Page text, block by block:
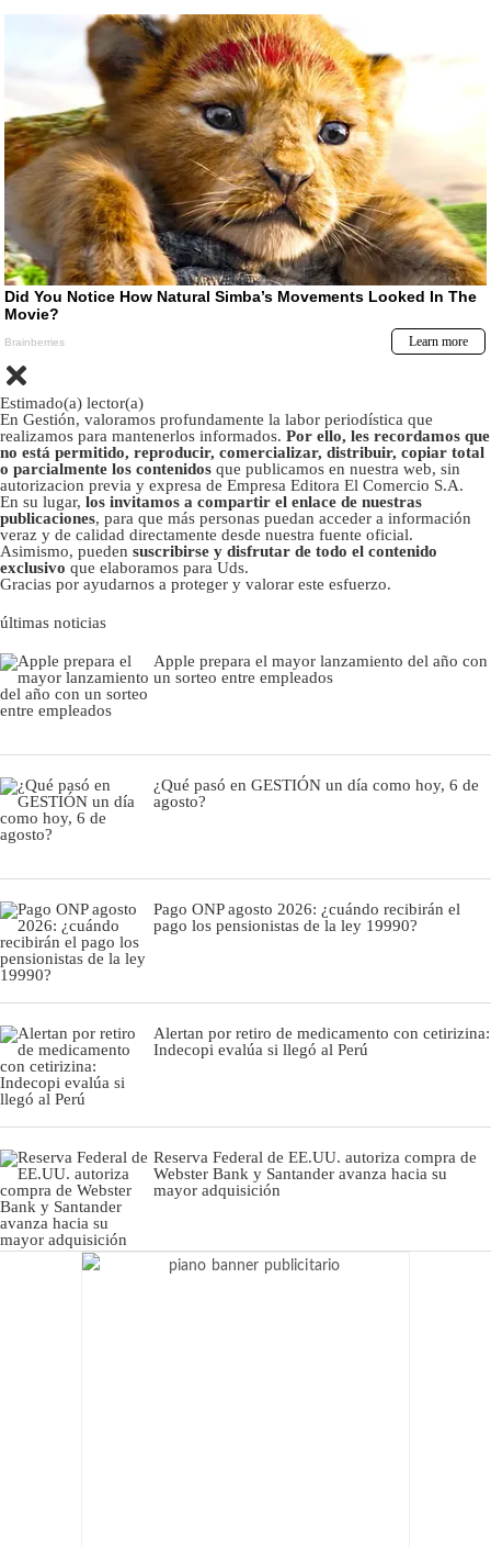
Estimado(a) lector(a)
En Gestión, valoramos profundamente la labor periodística que
realizamos para mantenerlos informados. Por ello, les recordamos que
no está permitido, reproducir, comercializar, distribuir, copiar total
o parcialmente los contenidos que publicamos en nuestra web, sin
autorizacion previa y expresa de Empresa Editora El Comercio S.A.
En su lugar, los invitamos a compartir el enlace de nuestras
publicaciones, para que más personas puedan acceder a información
veraz y de calidad directamente desde nuestra fuente oficial.
Asimismo, pueden suscribirse y disfrutar de todo el contenido
exclusivo que elaboramos para Uds.
Gracias por ayudarnos a proteger y valorar este esfuerzo.
últimas noticias
Apple prepara el mayor lanzamiento del año con
un sorteo entre empleados
¿Qué pasó en GESTIÓN un día como hoy, 6 de
agosto?
Pago ONP agosto 2026: ¿cuándo recibirán el
pago los pensionistas de la ley 19990?
Alertan por retiro de medicamento con cetirizina:
Indecopi evalúa si llegó al Perú
Reserva Federal de EE.UU. autoriza compra de
Webster Bank y Santander avanza hacia su
mayor adquisición